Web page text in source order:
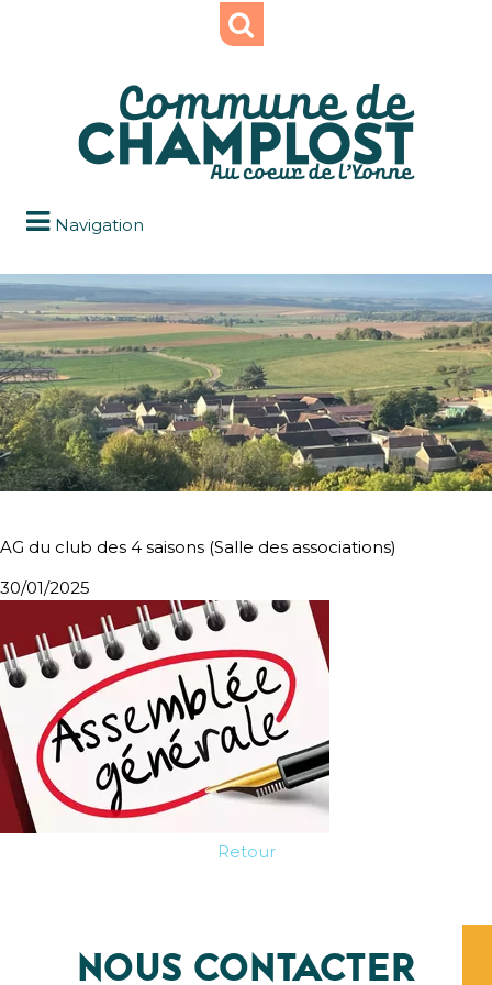
Navigation
AG du club des 4 saisons (Salle des associations)
30/01/2025
Retour
NOUS CONTACTER